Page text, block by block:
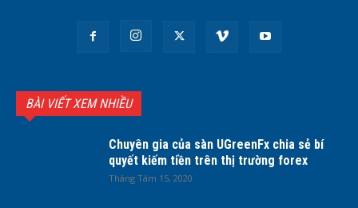
BÀI VIẾT XEM NHIỀU
Chuyên gia của sàn UGreenFx chia sẻ bí
quyết kiếm tiền trên thị trường forex
Tháng Tám 15, 2020